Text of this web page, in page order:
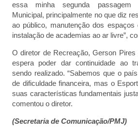
essa minha segunda passagem
Municipal, principalmente no que diz
ao público, manutenção dos
instalação de academias ao ar livre”,
O diretor de Recreação, Gerson
espera poder dar continuidade ao
sendo realizado. “Sabemos que o
de dificuldade financeira, mas o
suas características fundamentais
comentou o diretor.
(Secretaria de Comunicação/PMJ)